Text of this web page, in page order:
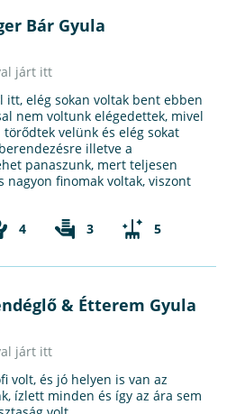
Bár Gyula
járt itt
itt, elég sokan voltak bent ebben
nem voltunk elégedettek, mivel
velünk és elég sokat
illetve a
panaszunk, mert teljesen
nagyon finomak voltak, viszont
4 3 5
& Étterem Gyula
járt itt
volt, és jó helyen is van az
ízlett minden és így az ára sem